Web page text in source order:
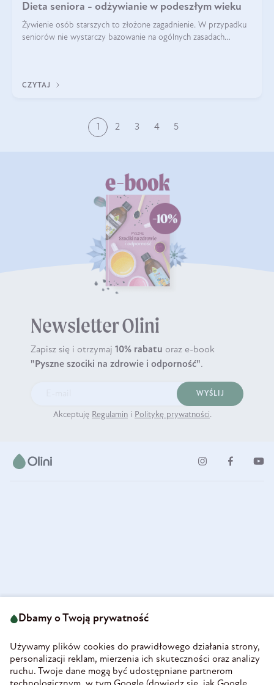
Dieta seniora - odżywianie w podeszłym wieku
Żywienie osób starszych to złożone zagadnienie. W przypadku
seniorów nie wystarczy bazowanie na ogólnych zasadach
CZYTAJ
1 2 3 4 5
Newsletter Olini
Zapisz się i otrzymaj 10% rabatu oraz e-book
"Pyszne szociki na zdrowie i odporność".
WYŚLIJ
Akceptuję Regulamin i Politykę prywatności.
58-160 Świebodzice
REGON 890213034
INFORMACJE
Dbamy o Twoją prywatność
Używamy plików cookies do prawidłowego działania strony,
personalizacji reklam, mierzenia ich skuteczności oraz analizy
ruchu. Twoje dane mogą być udostępniane partnerom